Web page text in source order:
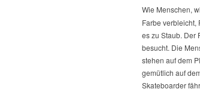
Wie Menschen,
Farbe verbleicht,
es zu Staub. Der
besucht. Die
stehen auf dem
gemütlich auf
Skateboarder